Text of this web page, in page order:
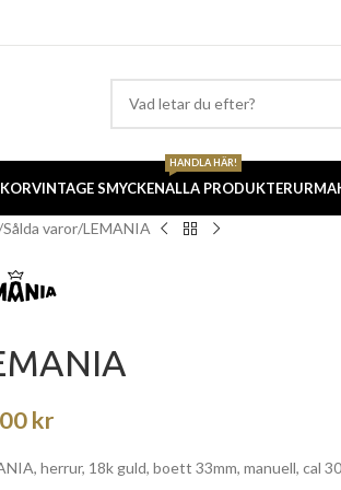
VINTAGE SMYCKENALLA PRODUKTER
HANDLA HÄR!
Sålda varor LEMANIA
kr
herrur, 18k guld, boett 33mm, manuell, cal